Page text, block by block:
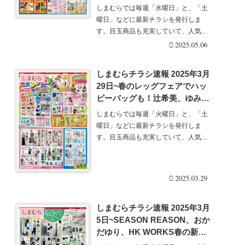
オ、サンエックス、ひつじのシ
ョーン、おかだゆりコラボの夏
物も！
しまむらでは毎週「水曜日」と、「土
曜日」などに最新チラシを発行しま
す。目玉商品も充実していて、人気の
グッズは発売後即売り・・・続きを読
2025.05.06
しまむら
しまむらチラシ速報 2025年3月
29日~春のレッグフェアでハッ
ピーバッグも！辻希美、ゆみ、
MUMU、おかだゆり、ディズニ
ー、スヌーピー、ドナルドも！
しまむらでは毎週「火曜日」と、「土
曜日」などに最新チラシを発行しま
す。目玉商品も充実していて、人気の
2025.03.29
しまむら
しまむらチラシ速報 2025年3月
5日~SEASON REASON、おか
だゆり、HK WORKS春の新作